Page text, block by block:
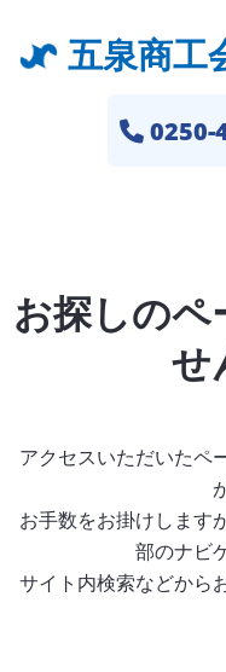
五泉商工
0250-
お探しのペ
せ
アクセスいただいたペ
お手数をお掛けします
部のナビ
サイト内検索などから